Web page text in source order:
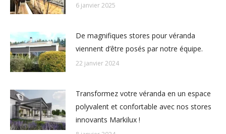
6 janvier 2025
De magnifiques stores pour véranda
viennent d’être posés par notre équipe.
22 janvier 2024
Transformez votre véranda en un espace
polyvalent et confortable avec nos stores
innovants Markilux !